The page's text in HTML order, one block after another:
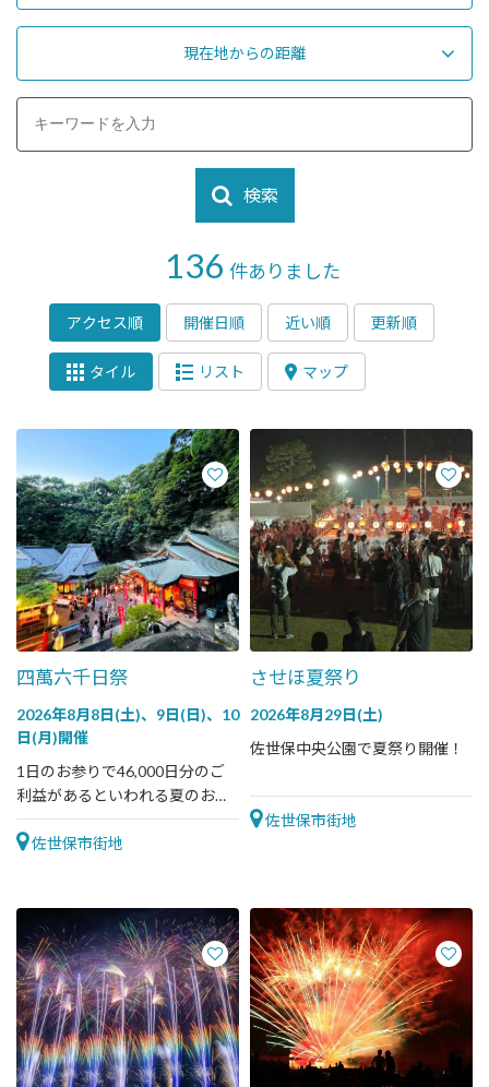
現在地からの距離
検索
136 件ありました
アクセス順 開催日順 近い順 更新順
タイル リスト マップ
四萬六千日祭
2026年8月8日(土)、9日(日)、10
日(月)開催
1日のお参りで46,000日分のご
利益があるといわれる夏のお祭
り
佐世保市街地
させほ夏祭り
2026年8月29日(土)
佐世保中央公園で夏祭り開催！
佐世保市街地